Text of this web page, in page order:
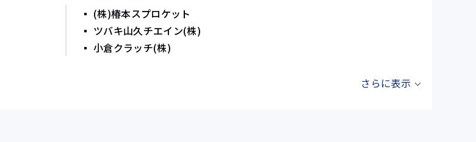
(株)椿本スプロケット
ツバキ山久チエイン(株)
小倉クラッチ(株)